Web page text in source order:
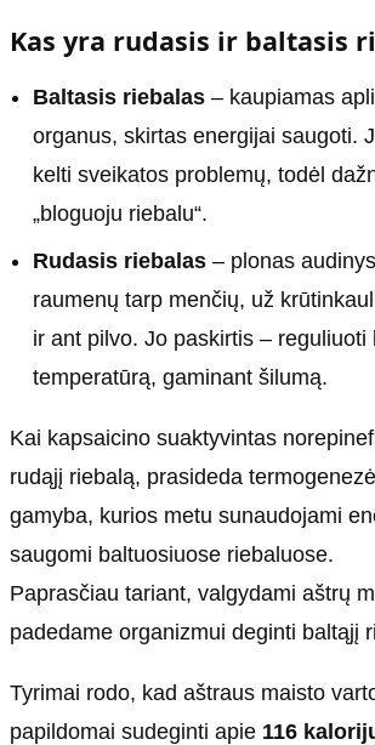
Kas yra rudasis ir baltasis
Baltasis riebalas – kaupiamas
organus, skirtas energijai saugoti.
kelti sveikatos problemų, todėl
„bloguoju riebalu“.
Rudasis riebalas – plonas
raumenų tarp menčių, už
ir ant pilvo. Jo paskirtis – reguliuoti
temperatūrą, gaminant šilumą.
Kai kapsaicino suaktyvintas
rudąjį riebalą, prasideda
gamyba, kurios metu sunaudojami
saugomi baltuosiuose riebaluose.
Paprasčiau tariant, valgydami aštrų
padedame organizmui deginti baltąjį
Tyrimai rodo, kad aštraus maisto
papildomai sudeginti apie 116